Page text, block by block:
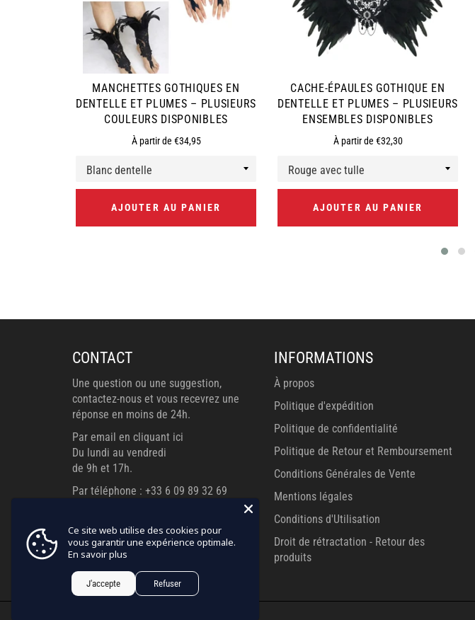
MANCHETTES GOTHIQUES EN
DENTELLE ET PLUMES – PLUSIEURS
COULEURS DISPONIBLES
À partir de €34,95
AJOUTER AU PANIER
CACHE-ÉPAULES GOTHIQUE EN
DENTELLE ET PLUMES – PLUSIEURS
ENSEMBLES DISPONIBLES
À partir de €32,30
AJOUTER AU PANIER
CONTACT
Une question ou une suggestion,
contactez-nous et vous recevrez une
réponse en moins de 24h.
Par email en cliquant ici
Du lundi au vendredi
de 9h et 17h.
Par téléphone : +33 6 09 89 32 69
INFORMATIONS
À propos
Politique d'expédition
Politique de confidentialité
Politique de Retour et Remboursement
Conditions Générales de Vente
Mentions légales
Conditions d'Utilisation
Droit de rétractation - Retour des
produits
Ce site web utilise des cookies pour
vous garantir une expérience optimale.
En savoir plus
J'accepte Refuser